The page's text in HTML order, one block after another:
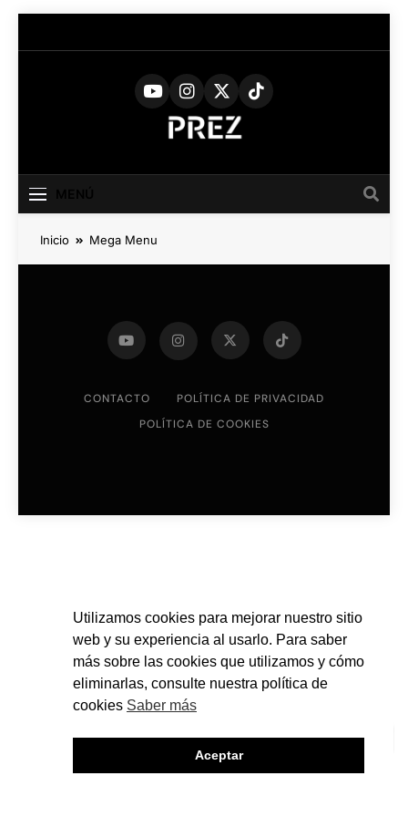
PREZ
MAGAZINE
Cultural
Inicio Mega Menu
CONTACTO
POLÍTICA DE PRIVACIDAD
POLÍTICA DE COOKIES
Utilizamos cookies para mejorar nuestro sitio
web y su experiencia al usarlo. Para saber
más sobre las cookies que utilizamos y cómo
eliminarlas, consulte nuestra política de
cookies Saber más
Aceptar